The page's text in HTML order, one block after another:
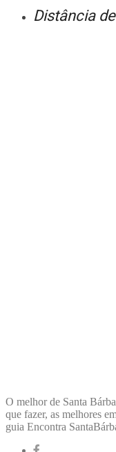
Distância
O melhor de Santa
que fazer, as melhores
guia Encontra